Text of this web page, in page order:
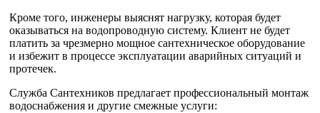
Кроме того, инженеры выяснят нагрузку, которая будет
оказываться на водопроводную систему. Клиент не будет
платить за чрезмерно мощное сантехническое оборудование
и избежит в процессе эксплуатации аварийных ситуаций и
протечек.
Служба Сантехников предлагает профессиональный монтаж
водоснабжения и другие смежные услуги: